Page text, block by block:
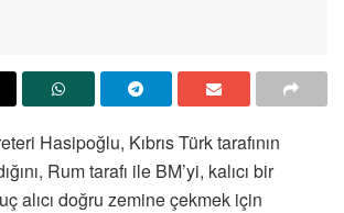
Hasipoğlu, Kıbrıs Türk tarafının
Rum tarafı ile BM’yi, kalıcı bir
alıcı doğru zemine çekmek için